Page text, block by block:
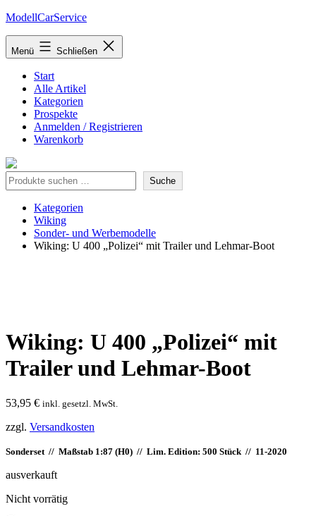
Zum
springen
ModellCarService
Menü Schließen
Start
Alle Artikel
Kategorien
Prospekte
Anmelden / Registrieren
Warenkorb
Suche Suche
Kategorien
Wiking
Sonder- und Werbemodelle
Wiking: U 400 „Polizei“ mit Trailer und Lehmar-Boot
Wiking: U 400 „Polizei“ mit
Trailer und Lehmar-Boot
53,95 € inkl. gesetzl. MwSt.
zzgl. Versandkosten
Sonderset // Maßstab 1:87 (H0) // Lim. Edition: 500 Stück // 11-2020
ausverkauft
Nicht vorrätig